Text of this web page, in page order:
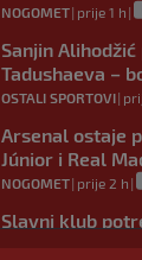
NOGOMET| prije 1 h |
Sanjin
Tadushaeva –
OSTALI SPORTOVI|
Arsenal ostaje
Júnior i Real
NOGOMET| prije 2 h |
Slavni klub
u Italiji bit će